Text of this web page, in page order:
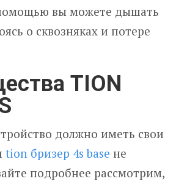
вы можете дышать
о сквозняках и потере
TION
должно иметь свои
tion бризер 4s base не
подробнее рассмотрим,